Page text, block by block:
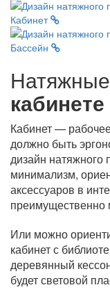
Кабинет
Бассейн
кабинете
Кабинет —
должно быть
дизайн натяжного
минимализм,
аксессуаров в
преимущественно
Или можно
кабинет с
деревянный
будет световой